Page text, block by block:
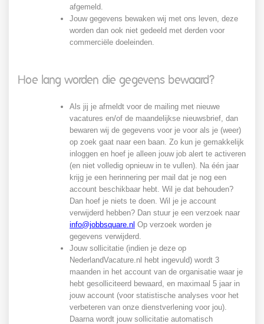
afgemeld.
Jouw gegevens bewaken wij met ons leven, deze
worden dan ook niet gedeeld met derden voor
commerciële doeleinden.
Hoe lang worden die gegevens bewaard?
Als jij je afmeldt voor de mailing met nieuwe
vacatures en/of de maandelijkse nieuwsbrief, dan
bewaren wij de gegevens voor je voor als je (weer)
op zoek gaat naar een baan. Zo kun je gemakkelijk
inloggen en hoef je alleen jouw job alert te activeren
(en niet volledig opnieuw in te vullen). Na één jaar
krijg je een herinnering per mail dat je nog een
account beschikbaar hebt. Wil je dat behouden?
Dan hoef je niets te doen. Wil je je account
verwijderd hebben? Dan stuur je een verzoek naar
info@jobbsquare.nl Op verzoek worden je
gegevens verwijderd.
Jouw sollicitatie (indien je deze op
NederlandVacature.nl hebt ingevuld) wordt 3
maanden in het account van de organisatie waar je
hebt gesolliciteerd bewaard, en maximaal 5 jaar in
jouw account (voor statistische analyses voor het
verbeteren van onze dienstverlening voor jou).
Daarna wordt jouw sollicitatie automatisch